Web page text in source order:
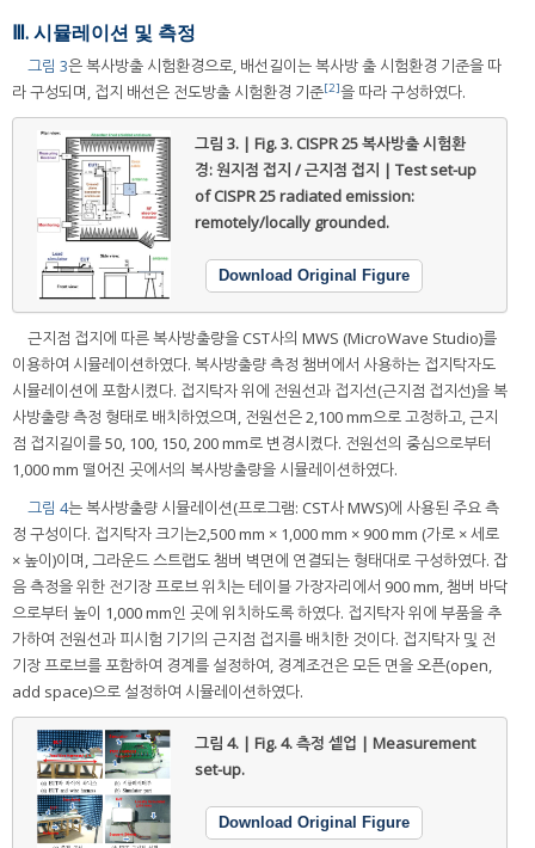
Ⅲ. 시뮬레이션 및 측정
그림 3은 복사방출 시험환경으로, 배선길이는 복사방 출 시험환경 기준을 따
라 구성되며, 접지 배선은 전도방출 시험환경 기준[2]을 따라 구성하였다.
그림 3. | Fig. 3. CISPR 25 복사방출 시험환
경: 원지점 접지 / 근지점 접지 | Test set-up
of CISPR 25 radiated emission:
remotely/locally grounded.
Download Original Figure
근지점 접지에 따른 복사방출량을 CST사의 MWS (MicroWave Studio)를
이용하여 시뮬레이션하였다. 복사방출량 측정 챔버에서 사용하는 접지탁자도
시뮬레이션에 포함시켰다. 접지탁자 위에 전원선과 접지선(근지점 접지선)을 복
사방출량 측정 형태로 배치하였으며, 전원선은 2,100 mm으로 고정하고, 근지
점 접지길이를 50, 100, 150, 200 mm로 변경시켰다. 전원선의 중심으로부터
1,000 mm 떨어진 곳에서의 복사방출량을 시뮬레이션하였다.
그림 4는 복사방출량 시뮬레이션(프로그램: CST사 MWS)에 사용된 주요 측
정 구성이다. 접지탁자 크기는2,500 mm × 1,000 mm × 900 mm (가로 × 세로
× 높이)이며, 그라운드 스트랩도 챔버 벽면에 연결되는 형태대로 구성하였다. 잡
음 측정을 위한 전기장 프로브 위치는 테이블 가장자리에서 900 mm, 챔버 바닥
으로부터 높이 1,000 mm인 곳에 위치하도록 하였다. 접지탁자 위에 부품을 추
가하여 전원선과 피시험 기기의 근지점 접지를 배치한 것이다. 접지탁자 및 전
기장 프로브를 포함하여 경계를 설정하여, 경계조건은 모든 면을 오픈(open,
add space)으로 설정하여 시뮬레이션하였다.
그림 4. | Fig. 4.측정 셑업 | Measurement
set-up.
Download Original Figure